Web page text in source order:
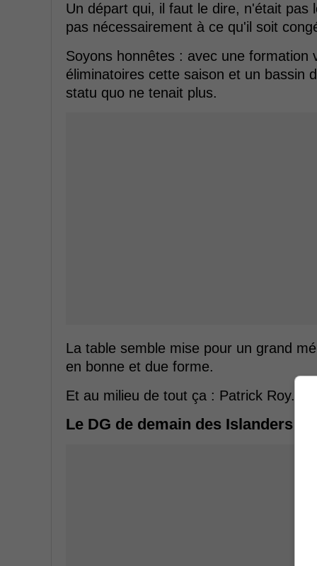
Un départ qui, il faut le dire, n'était pas
pas nécessairement à ce qu'il soit
Soyons honnêtes : avec une formation
éliminatoires cette saison et un bassin
statu quo ne tenait plus.
La table semble mise pour un grand
en bonne et due forme.
Et au milieu de tout ça : Patrick Roy.
Le DG de demain des Islanders